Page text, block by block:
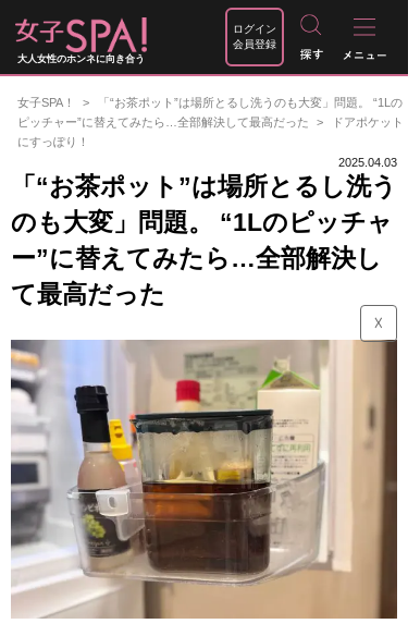
大人女性のホンネに向き合う
ログイン
会員登録
女子SPA！
「“お茶ポット”は場所とるし洗うのも大変」問題。 “1Lの
ピッチャー”に替えてみたら…全部解決して最高だった
ドアポケット
にすっぽり！
2025.04.03
「“お茶ポット”は場所とるし洗う
のも大変」問題。 “1Lのピッチャ
ー”に替えてみたら…全部解決し
て最高だった
☓